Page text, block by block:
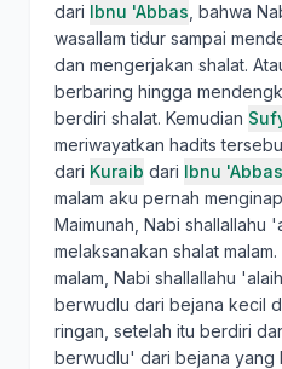
dari Ibnu 'Abbas , bahwa
wasallam tidur sampai
dan mengerjakan shalat.
berbaring hingga
berdiri shalat. Kemudian
meriwayatkan hadits
dari Kuraib dari Ibnu 'Abbas
malam aku pernah
Maimunah, Nabi shallallahu
melaksanakan shalat
malam, Nabi shallallahu
berwudlu dari bejana kecil
ringan, setelah itu berdiri
berwudlu' dari bejana yang